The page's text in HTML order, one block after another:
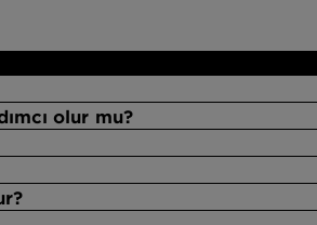
olur mu?